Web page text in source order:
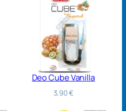
Deo Cube Vanilla
3,90€